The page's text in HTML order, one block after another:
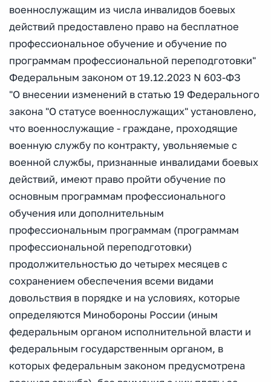
военнослужащим из числа инвалидов боевых
действий предоставлено право на бесплатное
профессиональное обучение и обучение по
программам профессиональной переподготовки"
Федеральным законом от 19.12.2023 N 603-ФЗ
"О внесении изменений в статью 19 Федерального
закона "О статусе военнослужащих" установлено,
что военнослужащие - граждане, проходящие
военную службу по контракту, увольняемые с
военной службы, признанные инвалидами боевых
действий, имеют право пройти обучение по
основным программам профессионального
обучения или дополнительным
профессиональным программам (программам
профессиональной переподготовки)
продолжительностью до четырех месяцев с
сохранением обеспечения всеми видами
довольствия в порядке и на условиях, которые
определяются Минобороны России (иным
федеральным органом исполнительной власти и
федеральным государственным органом, в
которых федеральным законом предусмотрена